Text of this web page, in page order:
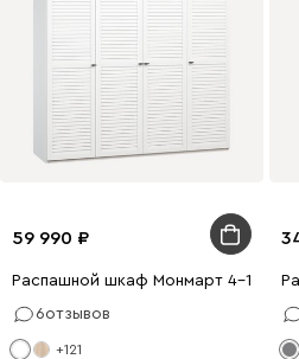
59 990
Распашной шкаф Монмарт 4-
6отзывов
+121